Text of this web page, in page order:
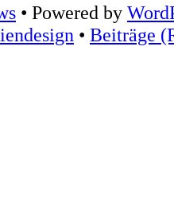
• Powered by
• Beiträge